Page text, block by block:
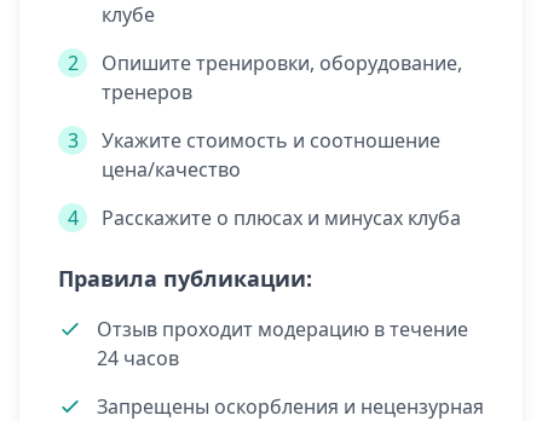
клубе
2
Опишите тренировки, оборудование,
тренеров
3
Укажите стоимость и соотношение
цена/качество
4
Расскажите о плюсах и минусах клуба
Правила публикации:
Отзыв проходит модерацию в течение
24 часов
Запрещены оскорбления и нецензурная